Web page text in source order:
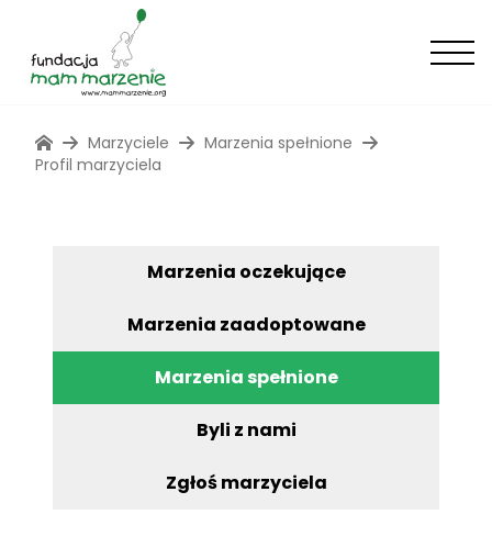
Marzyciele
Marzenia spełnione
Profil marzyciela
Marzenia oczekujące
Marzenia zaadoptowane
Marzenia spełnione
Byli z nami
Zgłoś marzyciela